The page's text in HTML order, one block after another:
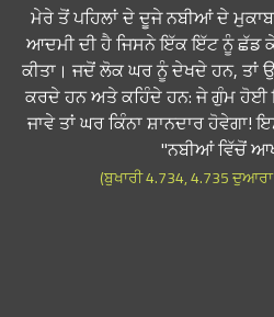
"ਮੇਰੇ ਤੋਂ ਪਹਿਲਾਂ ਦੇ ਦੂਜੇ ਨਬੀਆਂ ਦੇ
ਆਦਮੀ ਦੀ ਹੈ ਜਿਸਨੇ ਇੱਕ ਇੱਟ ਨੂੰ
ਕੀਤਾ। ਜਦੋਂ ਲੋਕ ਘਰ ਨੂੰ ਦੇਖਦੇ ਹਨ, ਤਾਂ
ਕਰਦੇ ਹਨ ਅਤੇ ਕਹਿੰਦੇ ਹਨ: ਜੇ ਗੁੰਮ ਹੋਈ
ਜਾਵੇ ਤਾਂ ਘਰ ਕਿੰਨਾ ਸ਼ਾਨਦਾਰ
ਨਬੀਆਂ ਵਿੱਚੋਂ